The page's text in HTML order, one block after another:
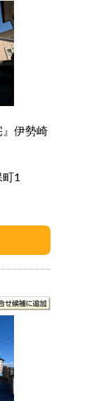
』伊勢崎
1